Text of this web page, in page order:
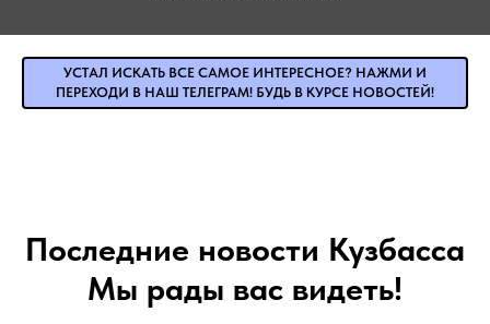
УСТАЛ ИСКАТЬ ВСЕ САМОЕ ИНТЕРЕСНОЕ? НАЖМИ И
ПЕРЕХОДИ В НАШ ТЕЛЕГРАМ! БУДЬ В КУРСЕ НОВОСТЕЙ!
Последние новости Кузбасса
Мы рады вас видеть!